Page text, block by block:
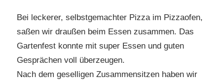
Bei leckerer, selbstgemachter Pizza im Pizzaofen,
saßen wir draußen beim Essen zusammen. Das
Gartenfest konnte mit super Essen und guten
Gesprächen voll überzeugen.
Nach dem geselligen Zusammensitzen haben wir